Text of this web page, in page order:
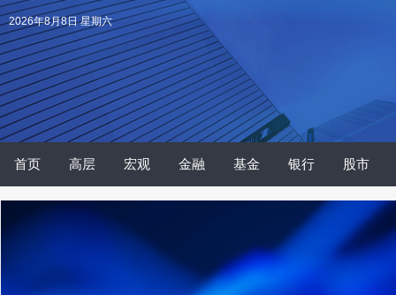
2026年8月8日 星期六
首页 高层 宏观 金融 基金 银行 股市
原创